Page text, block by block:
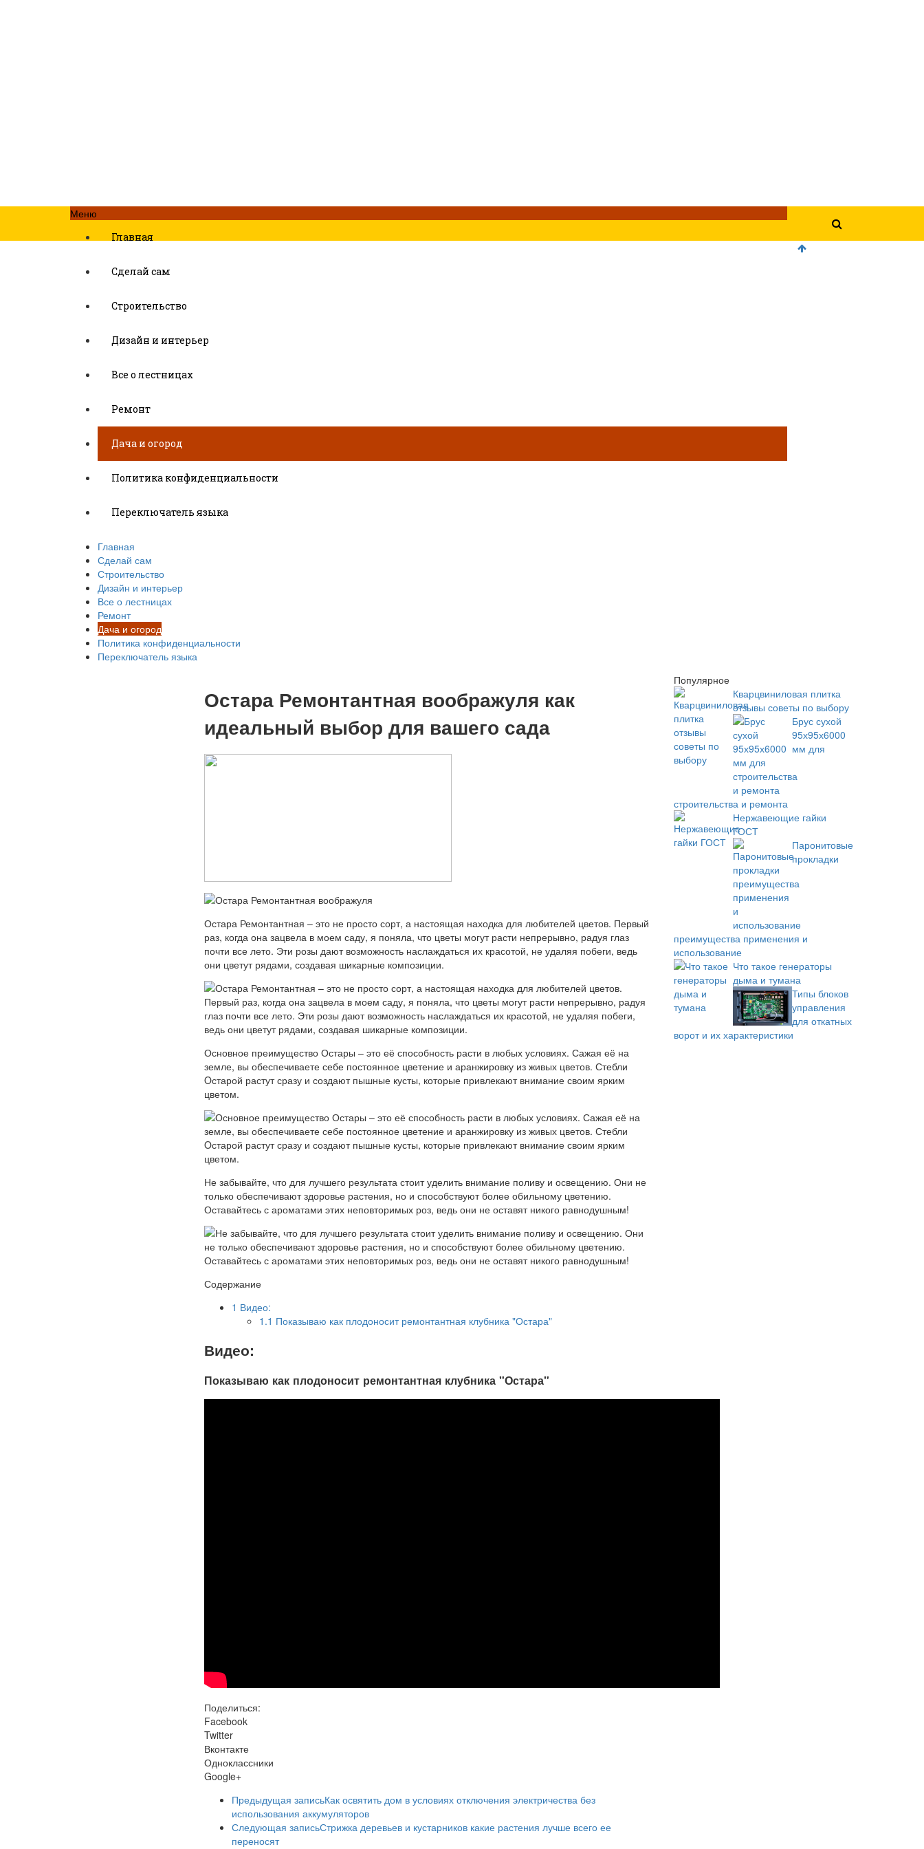
Меню
Главная
Сделай сам
Строительство
Дизайн и интерьер
Все о лестницах
Ремонт
Дача и огород
Политика конфиденциальности
Переключатель языка
Главная
Сделай сам
Строительство
Дизайн и интерьер
Все о лестницах
Ремонт
Дача и огород
Политика конфиденциальности
Переключатель языка
Остара Ремонтантная воображуля как
идеальный выбор для вашего сада
Остара Ремонтантная – это не просто сорт, а настоящая находка для любителей цветов. Первый
раз, когда она зацвела в моем саду, я поняла, что цветы могут расти непрерывно, радуя глаз
почти все лето. Эти розы дают возможность наслаждаться их красотой, не удаляя побеги, ведь
они цветут рядами, создавая шикарные композиции.
Основное преимущество Остары – это её способность расти в любых условиях. Сажая её на
земле, вы обеспечиваете себе постоянное цветение и аранжировку из живых цветов. Стебли
Oстарой растут сразу и создают пышные кусты, которые привлекают внимание своим ярким
цветом.
Не забывайте, что для лучшего результата стоит уделить внимание поливу и освещению. Они не
только обеспечивают здоровье растения, но и способствуют более обильному цветению.
Оставайтесь с ароматами этих неповторимых роз, ведь они не оставят никого равнодушным!
Содержание
1 Видео:
1.1 Показываю как плодоносит ремонтантная клубника "Остара"
Видео:
Показываю как плодоносит ремонтантная клубника "Остара"
Поделиться:
Facebook
Twitter
Вконтакте
Одноклассники
Google+
Предыдущая записьКак освятить дом в условиях отключения электричества без
использования аккумуляторов
Следующая записьСтрижка деревьев и кустарников какие растения лучше всего ее
переносят
Популярное
Кварцвиниловая плитка
отзывы советы по выбору
Брус сухой
95х95х6000
мм для
строительства и ремонта
Нержавеющие гайки
ГОСТ
Паронитовые
прокладки
преимущества применения и
использование
Что такое генераторы
дыма и тумана
Типы блоков
управления
для откатных
ворот и их характеристики